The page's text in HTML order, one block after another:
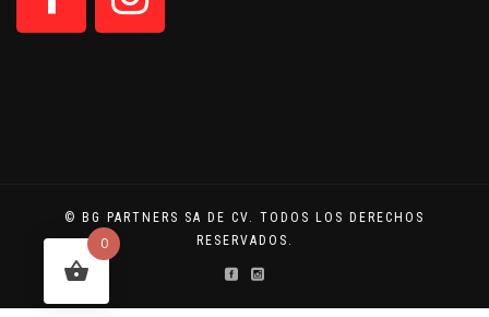
© BG PARTNERS SA DE CV. TODOS LOS DERECHOS
RESERVADOS.
0